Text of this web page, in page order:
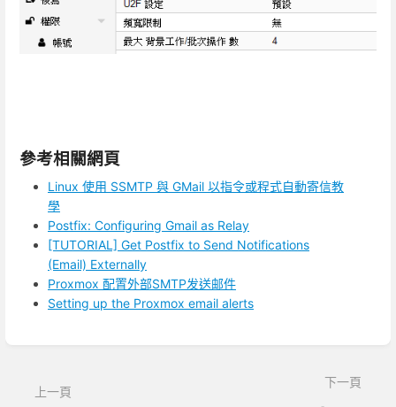
參考相關網頁
Linux 使用 SSMTP 與 GMail 以指令或程式自動寄信教
學
Postfix: Configuring Gmail as Relay
[TUTORIAL] Get Postfix to Send Notifications
(Email) Externally
Proxmox 配置外部SMTP发送邮件
Setting up the Proxmox email alerts
段上一頁
下一頁